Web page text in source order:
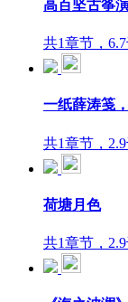
高百坚古筝
共1章节，
一纸薛涛笺
共1章节，
荷塘月色
共1章节，